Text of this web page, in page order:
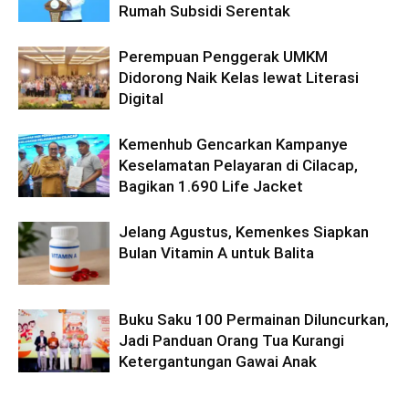
Rumah Subsidi Serentak
Perempuan Penggerak UMKM
Didorong Naik Kelas lewat Literasi
Digital
Kemenhub Gencarkan Kampanye
Keselamatan Pelayaran di Cilacap,
Bagikan 1.690 Life Jacket
Jelang Agustus, Kemenkes Siapkan
Bulan Vitamin A untuk Balita
Buku Saku 100 Permainan Diluncurkan,
Jadi Panduan Orang Tua Kurangi
Ketergantungan Gawai Anak